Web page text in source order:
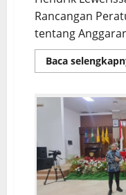
Rancangan
tentang
Baca